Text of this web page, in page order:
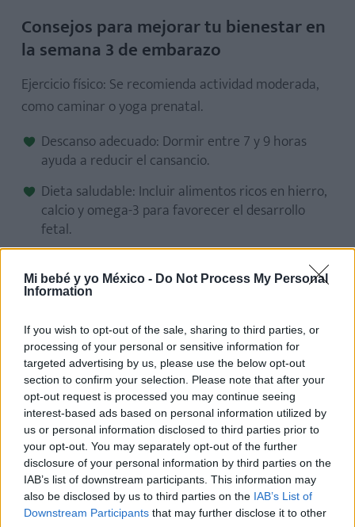
Mi bebé y yo México - Do Not Process My Personal
Information
If you wish to opt-out of the sale, sharing to third parties, or
processing of your personal or sensitive information for
targeted advertising by us, please use the below opt-out
section to confirm your selection. Please note that after your
opt-out request is processed you may continue seeing
interest-based ads based on personal information utilized by
us or personal information disclosed to third parties prior to
your opt-out. You may separately opt-out of the further
disclosure of your personal information by third parties on the
IAB’s list of downstream participants. This information may
also be disclosed by us to third parties on the IAB’s List of
Downstream Participants that may further disclose it to other
Consejos para mejorar tu bienestar en
la semana 3 de embarazo
Ejercicio físico: Se recomienda actividad moderada,
como caminar o yoga prenatal.
Descanso adecuado: Dormir entre 7 y 9 horas
ayuda a reducir el cansancio.
Dieta saludable: Incluir alimentos ricos en hierro,
calcio y omega-3 para favorecer el desarrollo
fetal.
profesional puede ayudarte a gestionar
emociones.